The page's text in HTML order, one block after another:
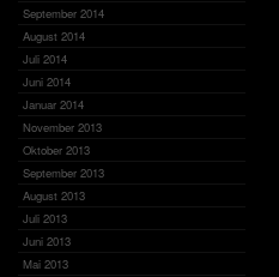
September 2014
August 2014
Juli 2014
Juni 2014
Januar 2014
November 2013
Oktober 2013
September 2013
August 2013
Juli 2013
Juni 2013
Mai 2013